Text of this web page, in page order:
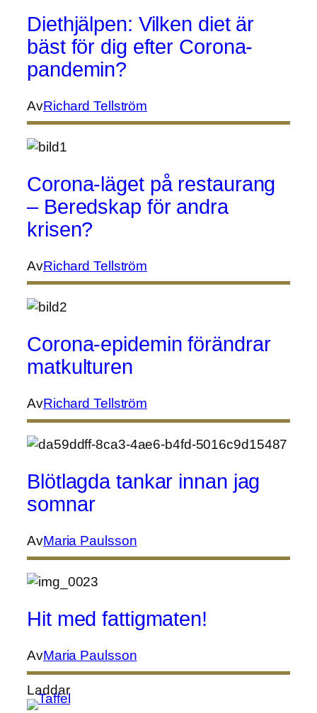
Diethjälpen: Vilken diet är
bäst för dig efter Corona-
pandemin?
AvRichard Tellström
Corona-läget på restaurang
– Beredskap för andra
krisen?
AvRichard Tellström
Corona-epidemin förändrar
matkulturen
AvRichard Tellström
Blötlagda tankar innan jag
somnar
AvMaria Paulsson
Hit med fattigmaten!
AvMaria Paulsson
Laddar